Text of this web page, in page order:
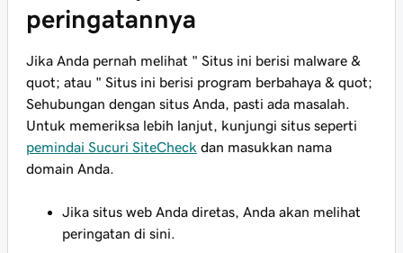
peringatannya
Jika Anda pernah melihat " Situs ini berisi malware &
quot; atau " Situs ini berisi program berbahaya & quot;
Sehubungan dengan situs Anda, pasti ada masalah.
Untuk memeriksa lebih lanjut, kunjungi situs seperti
pemindai Sucuri SiteCheck dan masukkan nama
domain Anda.
Jika situs web Anda diretas, Anda akan melihat
peringatan di sini.